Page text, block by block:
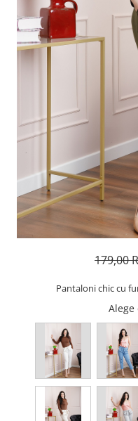
179,00
Pantaloni chic cu
Alege